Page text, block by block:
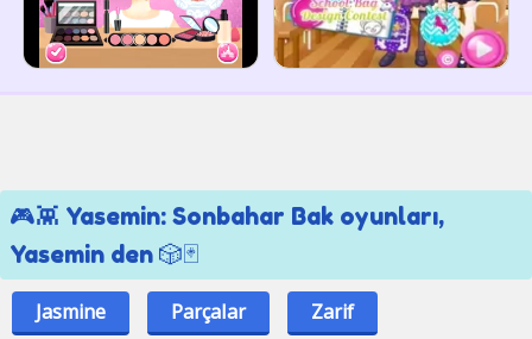
🎮👾 Yasemin: Sonbahar Bak oyunları,
Yasemin den 🎲🃏
Jasmine Parçalar
Zarif